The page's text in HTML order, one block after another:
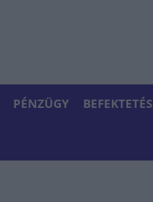
PÉNZÜGY BEFEKTETÉS